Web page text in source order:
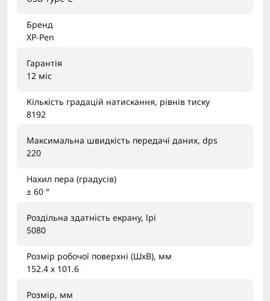
Бренд
XP-Pen
Гарантія
12 міс
Кількість градацій натискання, рівнів тиску
8192
Максимальна швидкість передачі даних, dps
220
Нахил пера (градусів)
± 60 °
Роздільна здатність екрану, lpi
5080
Розмір робочої поверхні (ШхВ), мм
152.4 х 101.6
Розмір, мм